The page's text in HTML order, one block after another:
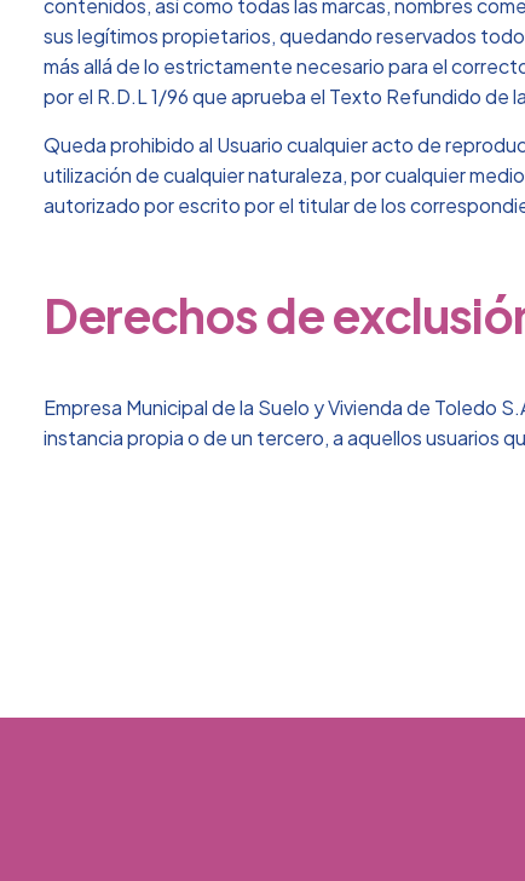
contenidos, así como todas las marcas, nombres
sus legítimos propietarios, quedando reservados
más allá de lo estrictamente necesario para el
por el R.D.L 1/96 que aprueba el Texto Refundido de
Queda prohibido al Usuario cualquier acto de
utilización de cualquier naturaleza, por cualquier
autorizado por escrito por el titular de los
Derechos de
Empresa Municipal de la Suelo y Vivienda de Toledo
instancia propia o de un tercero, a aquellos usuarios